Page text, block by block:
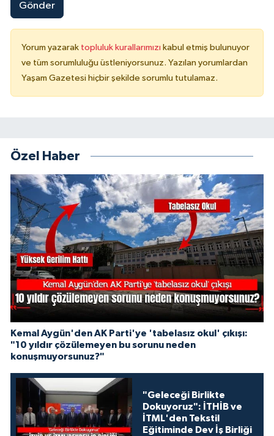
Gönder
Yorum yazarak topluluk kurallarımızı kabul etmiş bulunuyor
ve tüm sorumluluğu üstleniyorsunuz. Yazılan yorumlardan
Yaşam Gazetesi hiçbir şekilde sorumlu tutulamaz.
Özel Haber
Kemal Aygün'den AK Parti'ye 'tabelasız okul' çıkışı:
"10 yıldır çözülemeyen bu sorunu neden
konuşmuyorsunuz?"
"Geleceği Birlikte
Dokuyoruz": İTHİB ve
İTML'den Tekstil
Eğitiminde Dev İş Birliği